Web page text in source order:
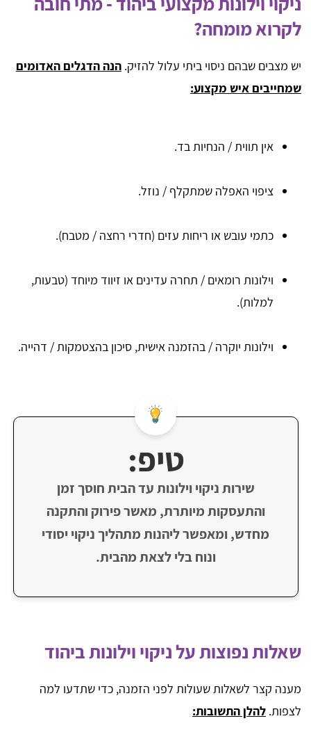
לקרוא מומחה?
יש מצבים שבהם ניסוי ביתי עלול להזיק. הנה הדגלים האדומים
שמחייבים איש מקצוע:
אין תווית / הנחיות בד.
ציפוי האפלה שמתקלף / נוזל.
כתמי עובש או ריחות עזים (חדרי רחצה / מטבח).
וילונות רומאים / תחרה עדינים או זיווד מיוחד (טבעות,
למלות).
וילונות יוקרה / בהזמנה אישית, סיכון בהצטמקות / דהייה.
טיפ:
שירות ניקוי וילונות עד הבית חוסך זמן
והתעסקות מיותרת, מאשר פירוק והתקנה
מחדש, ומאפשר ליהנות מתהליך ניקוי יסודי
ונוח בלי לצאת מהבית.
שאלות נפוצות על ניקוי וילונות ביהוד
מענה קצר לשאלות שעולות לפני הזמנה, כדי שתדעו למה
לצפות. להלן התשובות: